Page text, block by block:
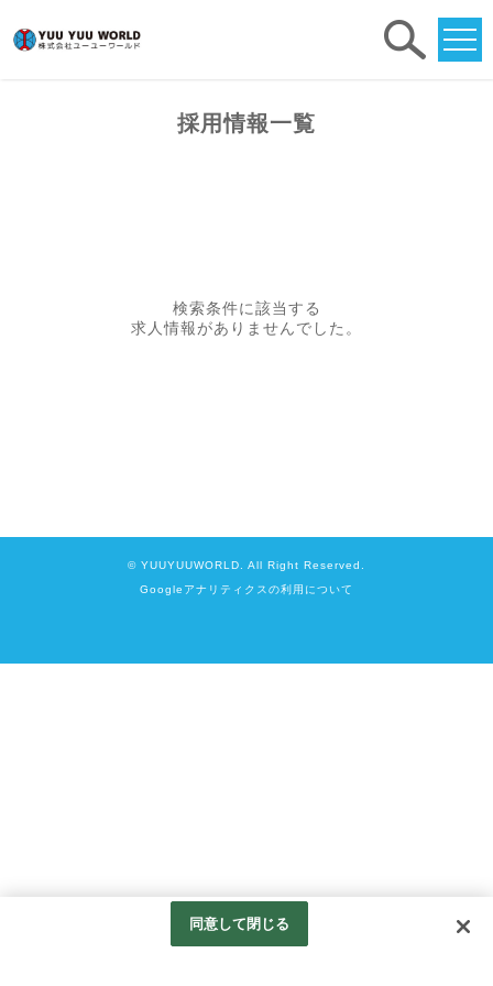
採用情報一覧
検索条件に該当する
求人情報がありませんでした。
© YUUYUUWORLD. All Right Reserved.
Googleアナリティクスの利用について
同意して閉じる